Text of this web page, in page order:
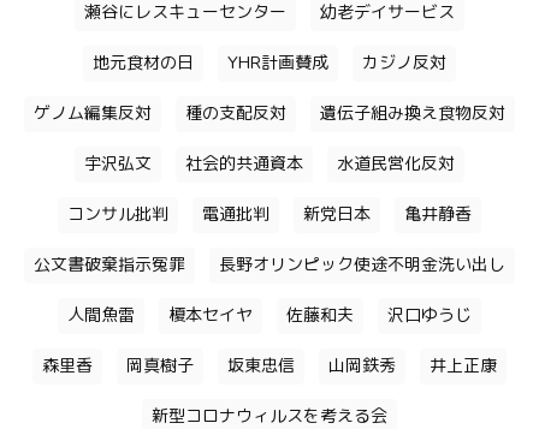
瀬谷にレスキューセンター 幼老デイサービス
地元食材の日 YHR計画賛成 カジノ反対
ゲノム編集反対 種の支配反対 遺伝子組み換え食物反対
宇沢弘文 社会的共通資本 水道民営化反対
コンサル批判 電通批判 新党日本 亀井静香
公文書破棄指示冤罪 長野オリンピック使途不明金洗い出し
人間魚雷 榎本セイヤ 佐藤和夫 沢口ゆうじ
森里香 岡真樹子 坂東忠信 山岡鉄秀 井上正康
新型コロナウィルスを考える会